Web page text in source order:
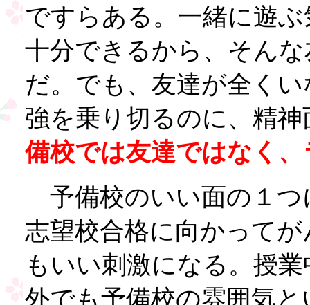
ですらある。一緒に遊
十分できるから、そん
だ。でも、友達が全く
強を乗り切るのに、精
備校では友達ではなく
予備校のいい面の１つ
志望校合格に向かって
もいい刺激になる。授
外でも予備校の雰囲気